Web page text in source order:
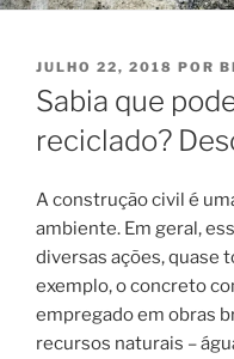
PUBLICADO
EM
JULHO 22, 2018 POR
Sabia que
reciclado?
A construção civil é
ambiente. Em geral,
diversas ações, quase
exemplo, o concreto
empregado em obras
recursos naturais –